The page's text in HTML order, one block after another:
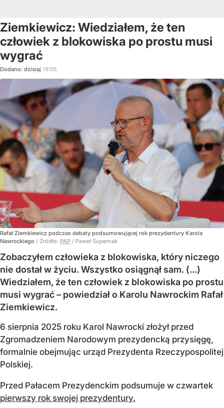
Ziemkiewicz: Wiedziałem, że ten
człowiek z blokowiska po prostu musi
wygrać
Dodano: dzisiaj 19:05
Rafał Ziemkiewicz podczas debaty podsumowującej rok prezydentury Karola
Nawrockiego / Źródło: PAP / Paweł Supernak
Zobaczyłem człowieka z blokowiska, który niczego
nie dostał w życiu. Wszystko osiągnął sam. (...)
Wiedziałem, że ten człowiek z blokowiska po prostu
musi wygrać – powiedział o Karolu Nawrockim Rafał
Ziemkiewicz.
6 sierpnia 2025 roku Karol Nawrocki złożył przed
Zgromadzeniem Narodowym prezydencką przysięgę,
formalnie obejmując urząd Prezydenta Rzeczypospolitej
Polskiej.
Przed Pałacem Prezydenckim podsumuje w czwartek
pierwszy rok swojej prezydentury.